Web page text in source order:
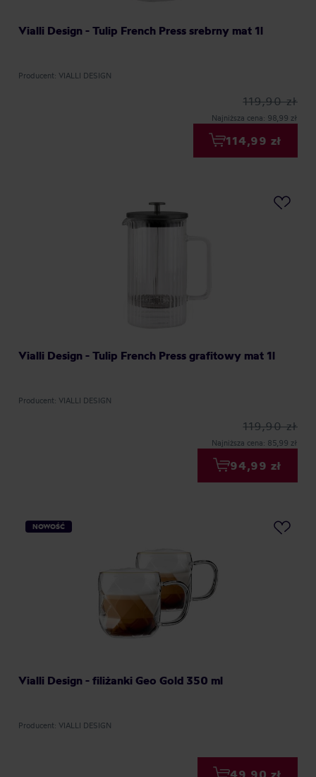
Vialli Design - Tulip French Press srebrny mat 1l
Producent: VIALLI DESIGN
119,90 zł
Najniższa cena: 98,99 zł
114,99 zł
Vialli Design - Tulip French Press grafitowy mat 1l
Producent: VIALLI DESIGN
119,90 zł
Najniższa cena: 85,99 zł
94,99 zł
NOWOŚĆ
Vialli Design - filiżanki Geo Gold 350 ml
Producent: VIALLI DESIGN
49,90 zł